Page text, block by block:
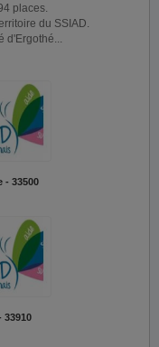
places.
du SSIAD.
d'Ergothé...
- 33500
33910